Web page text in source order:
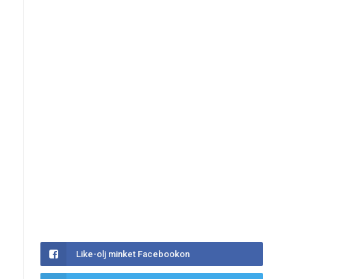
Like-olj minket Facebookon